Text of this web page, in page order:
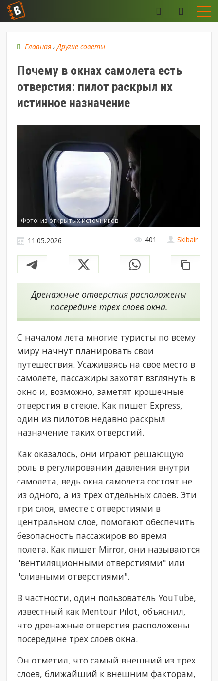
Главная ›Другие советы
Почему в окнах самолета есть
отверстия: пилот раскрыл их
истинное назначение
Фото: из открытых источников
Skibair
11.05.2026 401
Дренажные отверстия расположены
посередине трех слоев окна.
С началом лета многие туристы по всему
миру начнут планировать свои
путешествия. Усаживаясь на свое место в
самолете, пассажиры захотят взглянуть в
окно и, возможно, заметят крошечные
отверстия в стекле. Как пишет Express,
один из пилотов недавно раскрыл
назначение таких отверстий.
Как оказалось, они играют решающую
роль в регулировании давления внутри
самолета, ведь окна самолета состоят не
из одного, а из трех отдельных слоев. Эти
три слоя, вместе с отверстиями в
центральном слое, помогают обеспечить
безопасность пассажиров во время
полета. Как пишет Mirror, они называются
"вентиляционными отверстиями" или
"сливными отверстиями".
В частности, один пользователь YouTube,
известный как Mentour Pilot, объяснил,
что дренажные отверстия расположены
посередине трех слоев окна.
Он отметил, что самый внешний из трех
слоев, ближайший к внешним факторам,